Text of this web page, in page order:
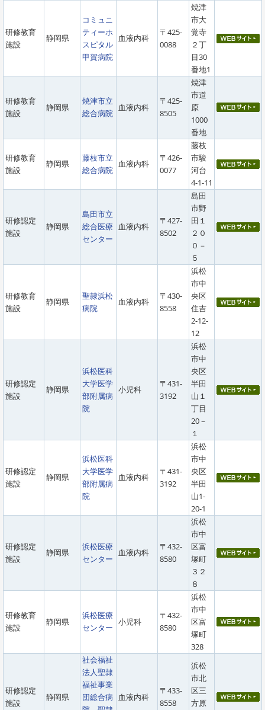
研修教育
施設
静岡県
コミュニ
ティーホ
スピタル
甲賀病院
血液内科
〒425-
0088
焼津
市大
覚寺
２丁
目30
番地1
研修教育
施設
静岡県
焼津市立
総合病院
血液内科
〒425-
8505
焼津
市道
原
1000
番地
研修教育
施設
静岡県
藤枝市立
総合病院
血液内科
〒426-
0077
藤枝
市駿
河台
4-1-11
研修認定
施設
静岡県
島田市立
総合医療
センター
血液内科
〒427-
8502
島田
市野
田１
２０
０－
５
研修教育
施設
静岡県
聖隷浜松
病院
血液内科
〒430-
8558
浜松
市中
央区
住吉
2-12-
12
研修認定
施設
静岡県
浜松医科
大学医学
部附属病
院
小児科
〒431-
3192
浜松
市中
央区
半田
山１
丁目
20－
１
研修認定
施設
静岡県
浜松医科
大学医学
部附属病
院
血液内科
〒431-
3192
浜松
市中
央区
半田
山1-
20-1
研修認定
施設
静岡県
浜松医療
センター
血液内科
〒432-
8580
浜松
市中
区富
塚町
３２
８
研修教育
施設
静岡県
浜松医療
センター
小児科
〒432-
8580
浜松
市中
区富
塚町
328
研修認定
施設
静岡県
社会福祉
法人聖隷
福祉事業
団総合病
血液内科
〒433-
8558
浜松
市北
区三
方原